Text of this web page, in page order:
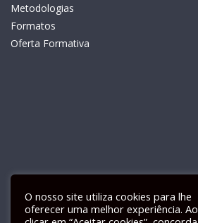
Metodologias
Formatos
Oferta Formativa
O nosso site utiliza cookies para lhe
oferecer uma melhor experiência. Ao